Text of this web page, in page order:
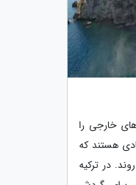
خارجی را
هستند که
در ترکیه